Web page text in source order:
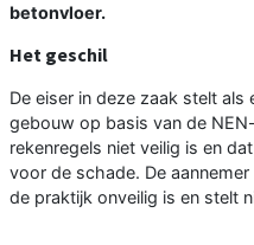
betonvloer.
Het geschil
De eiser in deze zaak stelt
gebouw op basis van de
rekenregels niet veilig is en
voor de schade. De
de praktijk onveilig is en stelt